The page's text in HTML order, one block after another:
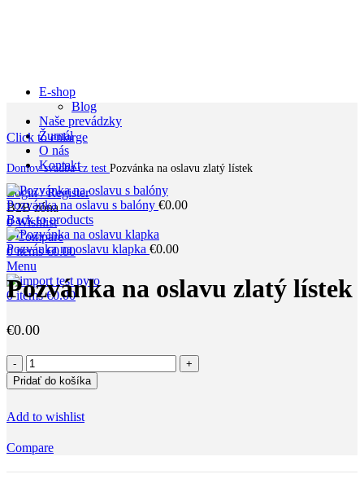
E-shop
Blog
Naše prevádzky
Žurnál
O nás
Kontakt
Login / Register
B2B zóna
0Wishlist
0 Compare
0items €0.00
Menu
0items €0.00
Click to enlarge
Domovsvadba cz test Pozvánka na oslavu zlatý lístek
Pozvánka na oslavu s balóny €0.00
Back to products
Pozvánka na oslavu klapka €0.00
Pozvánka na oslavu zlatý lístek
€0.00
množstvo
Pozvánka
na
zlatý
Pridať do košíka
Add to wishlist
Compare